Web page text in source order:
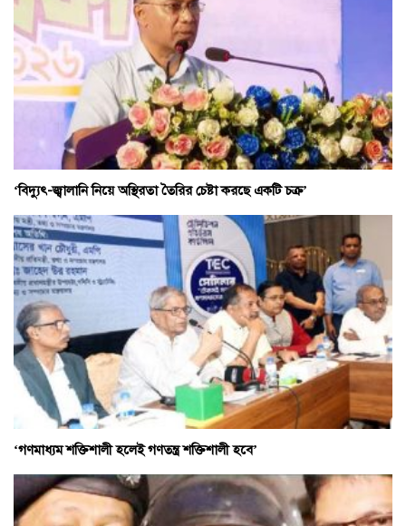
‘বিদ্যুৎ-জ্বালানি নিয়ে অস্থিরতা তৈরির চেষ্টা করছে একটি চক্র’
‘গণমাধ্যম শক্তিশালী হলেই গণতন্ত্র শক্তিশালী হবে’